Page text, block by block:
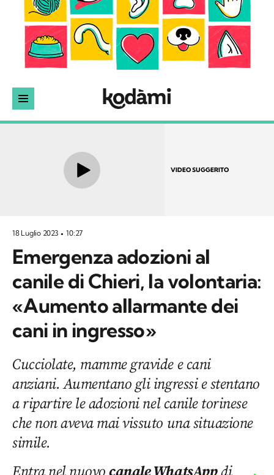
VIDEO SUGGERITO
18 Luglio 2023 10:27
Emergenza adozioni al
canile di Chieri, la volontaria:
«Aumento allarmante dei
cani in ingresso»
Cucciolate, mamme gravide e cani
anziani. Aumentano gli ingressi e stentano
a ripartire le adozioni nel canile torinese
che non aveva mai vissuto una situazione
simile.